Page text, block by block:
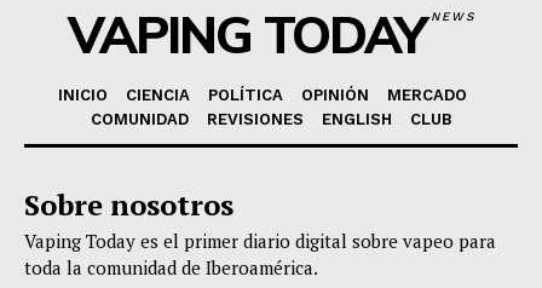
VAPING TODAYNEWS
INICIO CIENCIA POLÍTICA OPINIÓN
MERCADO
COMUNIDAD
REVISIONES ENGLISH CLUB
Sobre nosotros
Vaping Today es el primer diario digital sobre vapeo para
toda la comunidad de Iberoamérica.